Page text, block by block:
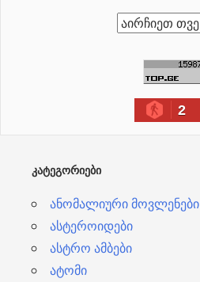
ა
2
ᲙᲐᲢᲔᲒᲝᲠᲘᲔᲑᲘ
ანომალიური მოვლენები
ასტეროიდები
ასტრო ამბები
ატომი